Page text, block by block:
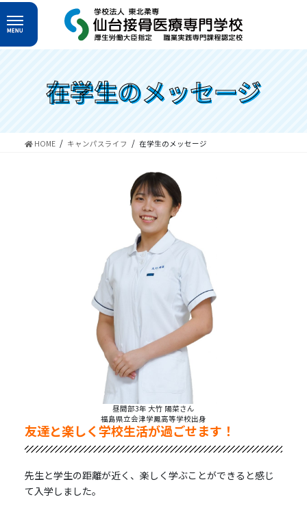
コ
ン
テ
ン
プ
ナ
ビ
ゲ
ー
動
在学生のメッセージ
HOME キャンパスライフ 在学生のメッセージ
友達と楽しく学校生活が過ごせます！
先生と学生の距離が近く、楽しく学ぶことができると感じ
て入学しました。
昼間部3年 大竹 陽菜さん
福島県立会津学鳳高等学校出身